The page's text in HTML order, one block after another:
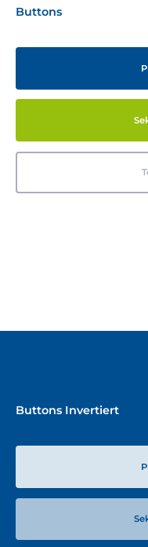
Buttons
Buttons Invertiert